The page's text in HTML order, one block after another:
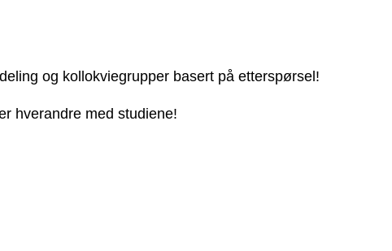
og kollokviegrupper basert på etterspørsel!
hverandre med studiene!